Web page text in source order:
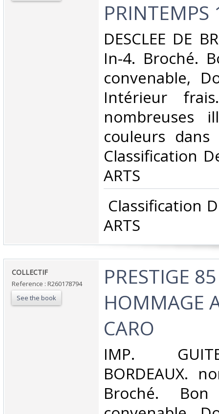
PRINTEMPS
‎DESCLEE DE
In-4. Broché.
convenable,
Intérieur
nombreuses
couleurs
Classification
ARTS‎
Classification
ARTS‎
‎COLLECTIF‎
Reference : R260178794
See the book
‎PRESTIGE
HOMMAGE
CARO‎
‎IMP.
BORDEAUX.
Broché.